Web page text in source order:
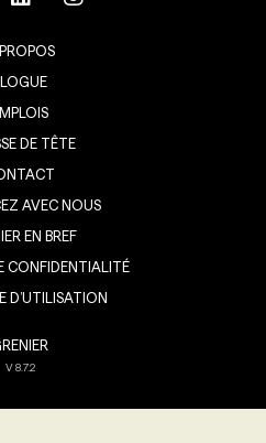
DE TÊTE
AVEC NOUS
EN BREF
CONFIDENTIALITÉ
D’UTILISATION
V8.7.2